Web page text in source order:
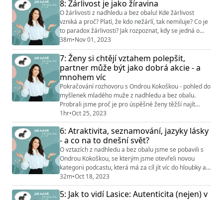
změnit? O tom, jak řídit a zpracovávat své emoce se
podíváme společně s kolegyní Adél Svo...
8: Žárlivost je jako žíravina
O žárlivosti z nadhledu a bez obalu! Kde žárlivost
vzniká a proč? Platí, že kdo nežárlí, tak nemiluje? Co je
to paradox žárlivosti? Jak rozpoznat, kdy se jedná o
žárlivost a kdy je to intiuce? Co s tím, aby vás žárlivost
nesežrala? To vše jsme probraly s mojí kolegyní Adél
Svojsíkovou ze @vztahovy_institut. Více tipů a inspirace
najdete na @jak_to_vidi_lasice
38m•Nov 01, 2023
7: Ženy si chtějí vztahem polepšit,
partner může být jako dobrá akcie - a
mnohem víc
Pokračování rozhovoru s Ondrou Kokoškou - pohled do
myšlenek mladého muže z nadhledu a bez obalu.
Probrali jsme proč je pro úspěšné ženy těžší najít
vztah, kde se v dnešní době seznámit jinde než na
Tinderu, jestli můžou být tradiční hodnoty součástí
rovnocenného vztahu a také to, jestli je manželství
jenom papír. Ale i o tom, co od mužů očekávají ženy a
co může být cesta pro nalezení "perly" m...
1hr•Oct 25, 2023
6: Atraktivita, seznamování, jazyky lásky
- a co na to dnešní svět?
O vztazích z nadhledu a bez obalu jsme se pobavili s
Ondrou Kokoškou, se kterým jsme otevřeli novou
kategorii podcastu, která má za cíl jít víc do hloubky a
otevřít různé pohledy na věc z reálného života různých
lidí. Co je pro muže a ženy důležité ve vztazích? Jaké
jsou naše preference a co vnímáme jako atraktivní? Jak
32m•Oct 18, 2023
5: Jak to vidí Lasice: Autenticita (nejen) v